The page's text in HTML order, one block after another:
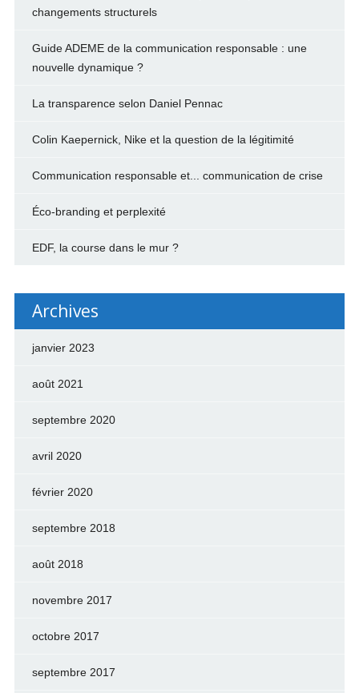
changements structurels
Guide ADEME de la communication responsable : une
nouvelle dynamique ?
La transparence selon Daniel Pennac
Colin Kaepernick, Nike et la question de la légitimité
Communication responsable et... communication de crise
Éco-branding et perplexité
EDF, la course dans le mur ?
Archives
janvier 2023
août 2021
septembre 2020
avril 2020
février 2020
septembre 2018
août 2018
novembre 2017
octobre 2017
septembre 2017